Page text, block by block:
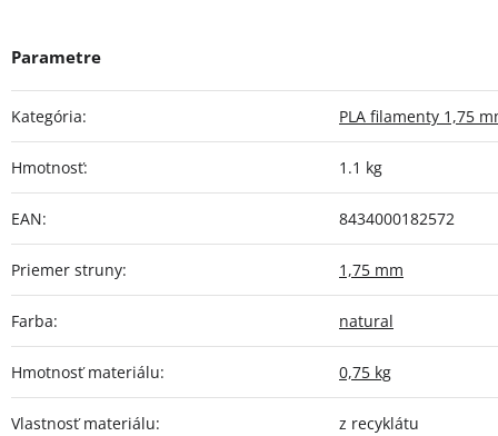
Kategória: PLA filamenty 1,75
Hmotnosť: 1.1 kg
EAN: 8434000182572
Priemer struny: 1,75 mm
Farba: natural
Hmotnosť materiálu: 0,75 kg
Vlastnosť materiálu: z recyklátu